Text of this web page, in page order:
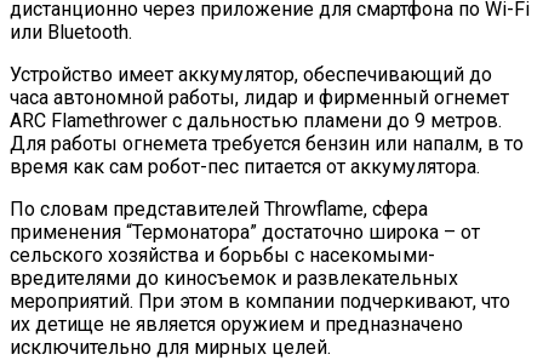
дистанционно через приложение для смартфона по Wi-Fi
или Bluetooth.
Устройство имеет аккумулятор, обеспечивающий до
часа автономной работы, лидар и фирменный огнемет
ARC Flamethrower с дальностью пламени до 9 метров.
Для работы огнемета требуется бензин или напалм, в то
время как сам робот-пес питается от аккумулятора.
По словам представителей Throwflame, сфера
применения “Термонатора” достаточно широка – от
сельского хозяйства и борьбы с насекомыми-
вредителями до киносъемок и развлекательных
мероприятий. При этом в компании подчеркивают, что
их детище не является оружием и предназначено
исключительно для мирных целей.